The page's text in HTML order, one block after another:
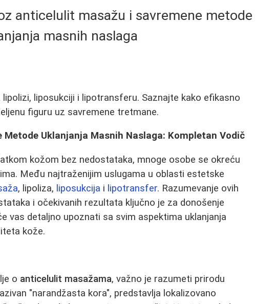
anticelulit masažu i savremene metode
masnih naslaga
liposukciji i lipotransferu. Saznajte kako efikasno
figuru uz savremene tretmane.
Uklanjanja Masnih Naslaga: Kompletan Vodič
kožom bez nedostataka, mnoge osobe se okreću
Među najtraženijim uslugama u oblasti estetske
, lipoliza, liposukcija i lipotransfer. Razumevanje ovih
i očekivanih rezultata ključno je za donošenje
vas detaljno upoznati sa svim aspektima uklanjanja
kože.
o anticelulit masažama, važno je razumeti prirodu
"narandžasta kora", predstavlja lokalizovano